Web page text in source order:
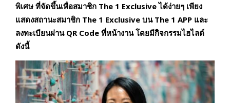
พิเศษ ที่จัดขึ้นเพื่อสมาชิก The 1 Exclusive ได้ง่ายๆ เพียง
แสดงสถานะสมาชิก The 1 Exclusive บน The 1 APP และ
ลงทะเบียนผ่าน QR Code ที่หน้างาน โดยมีกิจกรรมไฮไลต์
ดังนี้